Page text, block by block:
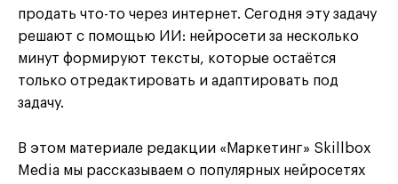
продать что-то через интернет. Сегодня эту задачу
решают с помощью ИИ: нейросети за несколько
минут формируют тексты, которые остаётся
только отредактировать и адаптировать под
задачу.
В этом материале редакции «Маркетинг» Skillbox
Media мы рассказываем о популярных нейросетях